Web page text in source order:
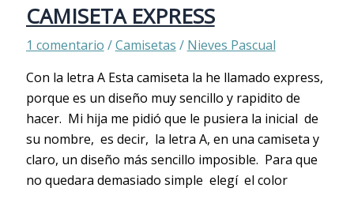
CAMISETA EXPRESS
1 comentario /Camisetas / Nieves Pascual
Con la letra A Esta camiseta la he llamado express,
porque es un diseño muy sencillo y rapidito de
hacer. Mi hija me pidió que le pusiera la inicial de
su nombre, es decir, la letra A, en una camiseta y
claro, un diseño más sencillo imposible. Para que
no quedara demasiado simple elegí el color